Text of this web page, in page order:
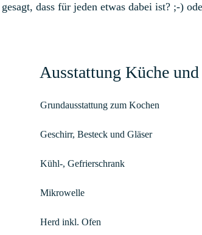
dass für jeden etwas dabei ist? ;-)
Ausstattung Küche
Grundausstattung zum Kochen
Geschirr, Besteck und Gläser
Kühl-, Gefrierschrank
Mikrowelle
Herd inkl. Ofen